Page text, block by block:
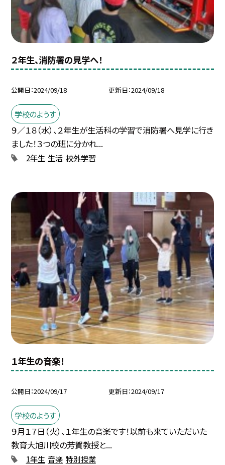
２年生、消防署の見学へ！
公開日 2024/09/18 更新日 2024/09/18
学校のようす
９／１８（水）、２年生が生活科の学習で消防署へ見学に行き
ました！３つの班に分かれ...
2年生 生活 校外学習
１年生の音楽！
公開日 2024/09/17 更新日 2024/09/17
学校のようす
９月１７日（火）、１年生の音楽です！以前も来ていただいた
教育大旭川校の芳賀教授と...
1年生 音楽 特別授業